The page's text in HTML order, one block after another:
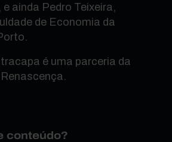
ainda Pedro Teixeira,
de Economia da
é uma parceria da
conteúdo?